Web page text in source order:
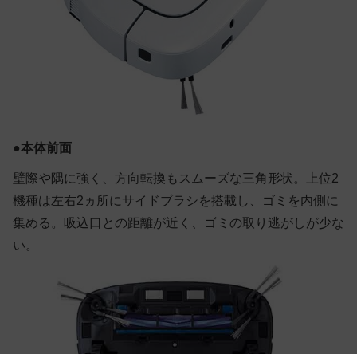
●本体前面
壁際や隅に強く、方向転換もスムーズな三角形状。上位2
機種は左右2ヵ所にサイドブラシを搭載し、ゴミを内側に
集める。吸込口との距離が近く、ゴミの取り逃がしが少な
い。